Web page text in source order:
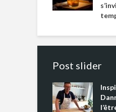
Post slider